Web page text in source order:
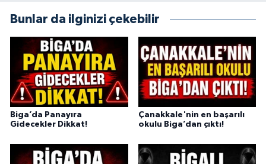
Bunlar da ilginizi çekebilir
Biga’da Panayıra
Gidecekler Dikkat!
Çanakkale'nin en başarılı
okulu Biga’dan çıktı!